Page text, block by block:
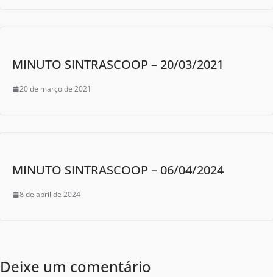
MINUTO SINTRASCOOP – 20/03/2021
20 de março de 2021
MINUTO SINTRASCOOP – 06/04/2024
8 de abril de 2024
Deixe um comentário